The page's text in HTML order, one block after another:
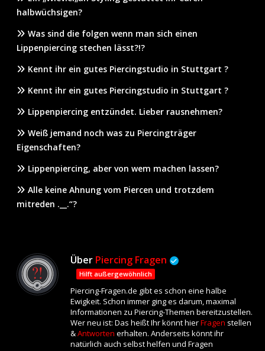
halbwüchsigen?
Was sind die folgen wenn man sich einen
Lippenpiercing stechen lässt?!?
Kennt ihr ein gutes Piercingstudio in Stuttgart ?
Kennt ihr ein gutes Piercingstudio in Stuttgart ?
Lippenpiercing entzündet. Lieber rausnehmen?
Weiß jemand noch was zu Piercingträger
Eigenschaften?
Lippenpiercing, aber von wem machen lassen?
Alle keine Ahnung vom Piercen und trotzdem
mitreden .__.“?
Über Piercing Fragen
Hilft außergewöhnlich
Piercing-Fragen.de gibt es schon eine halbe
Ewigkeit. Schon immer ging es darum, maximal
Informationen zu Piercing-Themen bereitzustellen.
Wer neu ist: Das heißt Ihr könnt hierFragen stellen
&Antworten erhalten. Anderseits könnt ihr
natürlich auch selbst helfen und Fragen